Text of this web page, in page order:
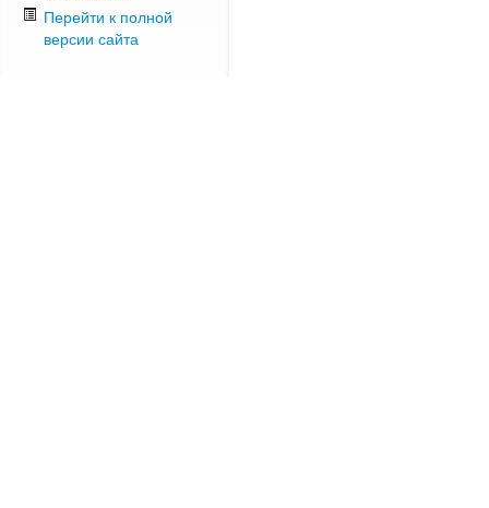
Перейти к полной
версии сайта